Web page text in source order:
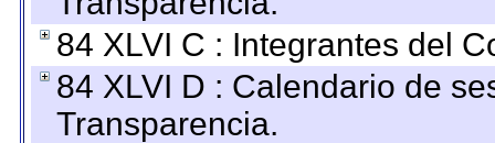
84 XLVI C : Integrantes del
84 XLVI D : Calendario de
Transparencia.